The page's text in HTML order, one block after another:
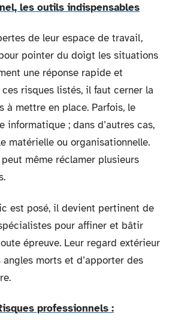
les outils indispensables
de leur espace de travail,
pointer du doigt les situations
une réponse rapide et
risques listés, il faut cerner la
à mettre en place. Parfois, le
informatique ; dans d’autres cas,
matérielle ou organisationnelle.
même réclamer plusieurs
est posé, il devient pertinent de
pour affiner et bâtir
épreuve. Leur regard extérieur
angles morts et d’apporter des
professionnels :